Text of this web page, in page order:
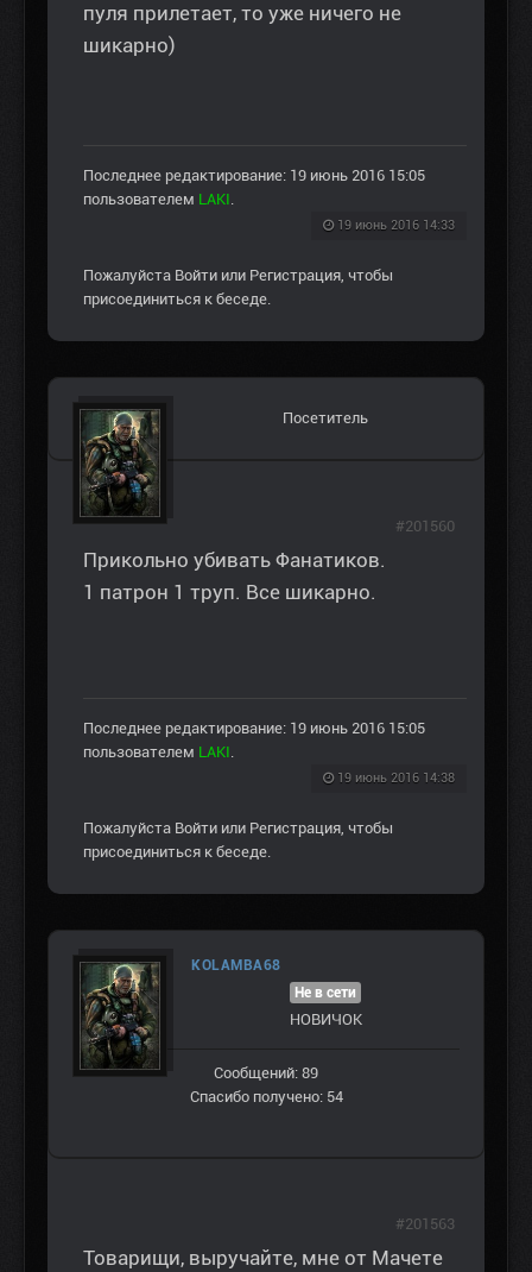
пуля прилетает, то уже ничего не
шикарно)
Последнее редактирование: 19 июнь 2016 15:05
пользователем LAKI.
19 июнь 2016 14:33
Пожалуйста Войти или Регистрация, чтобы
присоединиться к беседе.
Посетитель
Прикольно убивать Фанатиков.
1 патрон 1 труп. Все шикарно.
Последнее редактирование: 19 июнь 2016 15:05
пользователем LAKI.
19 июнь 2016 14:38
#201560
Пожалуйста Войти или Регистрация, чтобы
присоединиться к беседе.
KOLAMBA68
Не в сети
НОВИЧОК
Сообщений: 89
Спасибо получено: 54
Товарищи, выручайте, мне от Мачете
#201563